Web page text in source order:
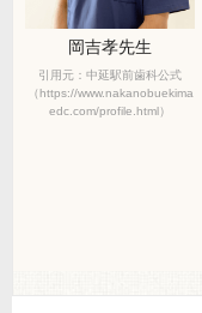
岡吉孝先生
引用元：中延駅前歯科公式
（https://www.nakanobuekima
edc.com/profile.html）